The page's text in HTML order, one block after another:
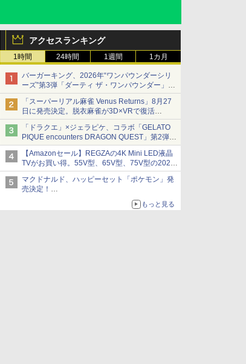
アクセスランキング
1時間 24時間 1週間 1カ月
バーガーキング、2026年“ワンパウンダーシリ
ーズ”第3弾「ダーティ ザ・ワンパウンダー」を
8月7日発売
「特製ガーリックマヨソース」を使用した超大
型チーズバーガー
「スーパーリアル麻雀 Venus Returns」8月27
日に発売決定。脱衣麻雀が3D×VRで復活
発売から2週間は20%オフになるセールが実施
「ドラクエ」×ジェラピケ、コラボ「GELATO
PIQUE encounters DRAGON QUEST」第2弾が
本日発売
アイスカップに入ったスライムやわたぼう、ベ
ビーサタンなどがオリジナルアートで登場
【Amazonセール】REGZAの4K Mini LED液晶
TVがお買い得。55V型、65V型、75V型の2026
年モデルがラインナップ
マクドナルド、ハッピーセット「ポケモン」発
売決定！
ポケモン30周年記念で30匹が大集合
もっと見る